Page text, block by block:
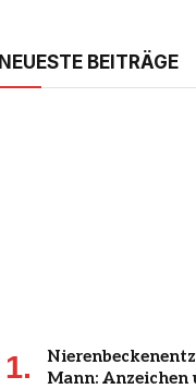
NEUESTE BEITRÄGE
Mann: Anzeichen